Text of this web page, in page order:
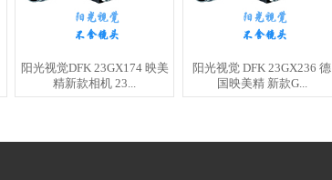
阳光视觉DFK 23GX174 映美
精新款相机 23...
阳光视觉 DFK 23GX236 德
国映美精 新款G...